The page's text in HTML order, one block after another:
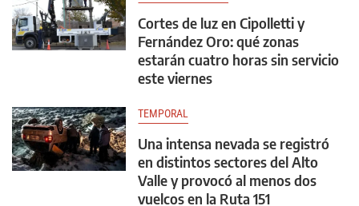
Cortes de luz en Cipolletti y
Fernández Oro: qué zonas
estarán cuatro horas sin servicio
este viernes
TEMPORAL
Una intensa nevada se registró
en distintos sectores del Alto
Valle y provocó al menos dos
vuelcos en la Ruta 151